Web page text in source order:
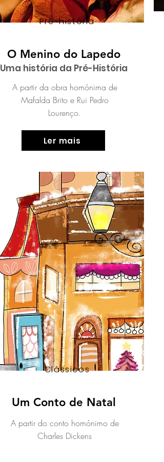
Pré-história
O Menino do Lapedo
Uma história da Pré-História
A partir da obra homónima de
Mafalda Brito e Rui Pedro
Lourenço.
Ler mais
Clássicos
Um Conto de Natal
A partir do conto homónimo de
Charles Dickens